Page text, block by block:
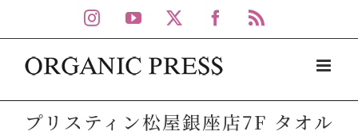
to
content
Instagram
YouTube Facebook
プリスティン松屋銀座店7F タオル